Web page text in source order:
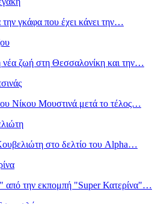
γκάφα που έχει κάνει την…
νέα ζωή στη Θεσσαλονίκη και την…
Νίκου Μουστινά μετά το τέλος…
στο δελτίο του Alpha…
την εκπομπή "Super Κατερίνα"…